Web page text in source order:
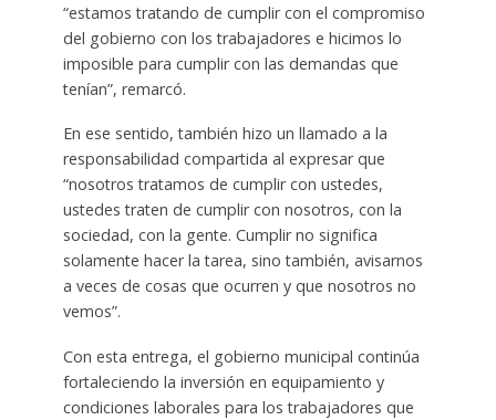
“estamos tratando de cumplir con el compromiso
del gobierno con los trabajadores e hicimos lo
imposible para cumplir con las demandas que
tenían”, remarcó.
En ese sentido, también hizo un llamado a la
responsabilidad compartida al expresar que
“nosotros tratamos de cumplir con ustedes,
ustedes traten de cumplir con nosotros, con la
sociedad, con la gente. Cumplir no significa
solamente hacer la tarea, sino también, avisarnos
a veces de cosas que ocurren y que nosotros no
vemos”.
Con esta entrega, el gobierno municipal continúa
fortaleciendo la inversión en equipamiento y
condiciones laborales para los trabajadores que